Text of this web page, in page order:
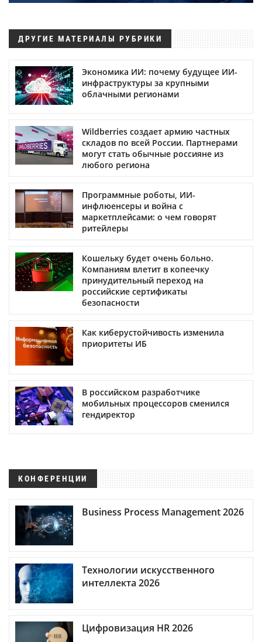
ДРУГИЕ МАТЕРИАЛЫ РУБРИКИ
Экономика ИИ: почему будущее ИИ-
инфраструктуры за крупными
облачными регионами
Wildberries создает армию частных
складов по всей России. Партнерами
могут стать обычные россияне из
любого региона
Программные роботы, ИИ-
инфлюенсеры и война с
маркетплейсами: о чем говорят
ритейлеры
Кошельку будет очень больно.
Компаниям влетит в копеечку
принудительный переход на
российские сертификаты
безопасности
Как киберустойчивость изменила
приоритеты ИБ
В российском разработчике
мобильных процессоров сменился
гендиректор
КОНФЕРЕНЦИИ
Business Process Management 2026
Технологии искусственного
интеллекта 2026
Цифровизация HR 2026